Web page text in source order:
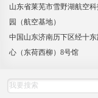
山东省莱芜市雪野湖航空
园（航空基地）
中国山东济南历下区经十
心（东荷西柳）8号馆